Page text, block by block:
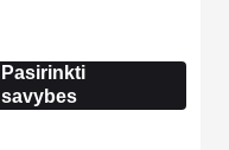
10.80 €
Pasirinkti
savybes